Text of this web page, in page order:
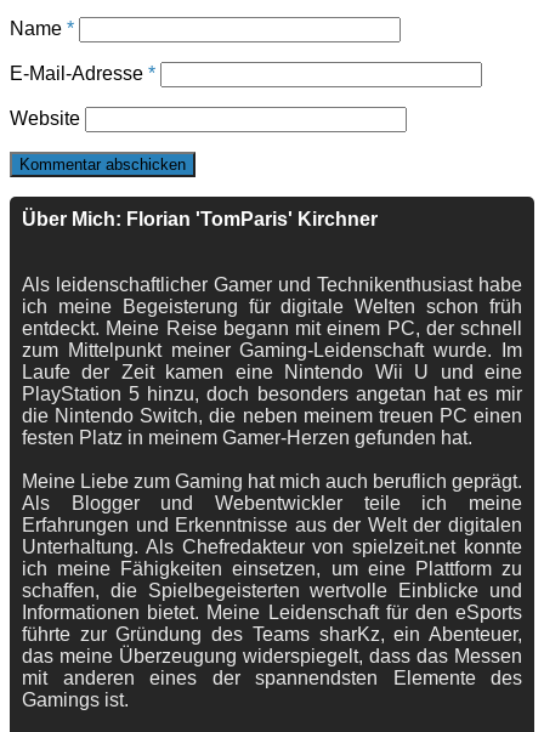
Name *
E-Mail-Adresse *
Website
Über Mich: Florian 'TomParis' Kirchner
Als leidenschaftlicher Gamer und Technikenthusiast habe
ich meine Begeisterung für digitale Welten schon früh
entdeckt. Meine Reise begann mit einem PC, der schnell
zum Mittelpunkt meiner Gaming-Leidenschaft wurde. Im
Laufe der Zeit kamen eine Nintendo Wii U und eine
PlayStation 5 hinzu, doch besonders angetan hat es mir
die Nintendo Switch, die neben meinem treuen PC einen
festen Platz in meinem Gamer-Herzen gefunden hat.
Meine Liebe zum Gaming hat mich auch beruflich geprägt.
Als Blogger und Webentwickler teile ich meine
Erfahrungen und Erkenntnisse aus der Welt der digitalen
Unterhaltung. Als Chefredakteur von spielzeit.net konnte
ich meine Fähigkeiten einsetzen, um eine Plattform zu
schaffen, die Spielbegeisterten wertvolle Einblicke und
Informationen bietet. Meine Leidenschaft für den eSports
führte zur Gründung des Teams sharKz, ein Abenteuer,
das meine Überzeugung widerspiegelt, dass das Messen
mit anderen eines der spannendsten Elemente des
Gamings ist.